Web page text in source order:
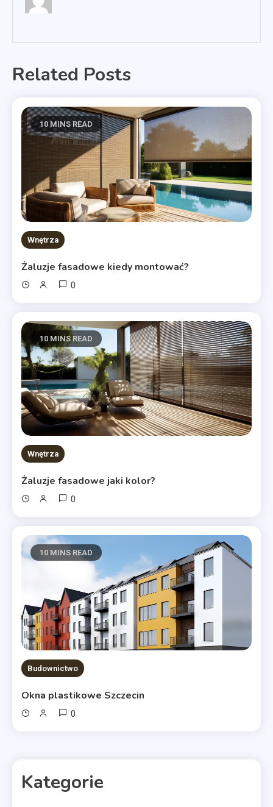
Related Posts
10 MINS READ
Wnętrza
Żaluzje fasadowe kiedy montować?
0
10 MINS READ
Wnętrza
Żaluzje fasadowe jaki kolor?
0
10 MINS READ
Budownictwo
Okna plastikowe Szczecin
0
Kategorie